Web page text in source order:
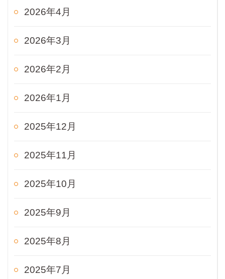
2026年4月
2026年3月
2026年2月
2026年1月
2025年12月
2025年11月
2025年10月
2025年9月
2025年8月
2025年7月